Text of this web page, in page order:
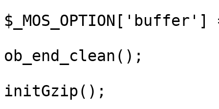
ob_end_clean();
initGzip();